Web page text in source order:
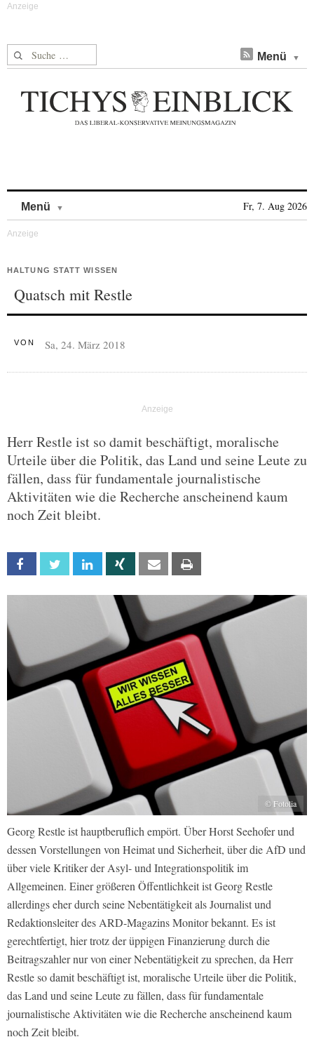
Suche nach: Menü
Menü Fr, 7. Aug 2026
HALTUNG STATT WISSEN
Quatsch mit Restle
VON Sa, 24. März 2018
Herr Restle ist so damit beschäftigt, moralische
Urteile über die Politik, das Land und seine Leute zu
fällen, dass für fundamentale journalistische
Aktivitäten wie die Recherche anscheinend kaum
noch Zeit bleibt.
Facebook Twitter Linkedin Xing Email
© Fotolia
Georg Restle ist hauptberuflich empört. Über Horst Seehofer und
dessen Vorstellungen von Heimat und Sicherheit, über die AfD und
über viele Kritiker der Asyl- und Integrationspolitik im
Allgemeinen. Einer größeren Öffentlichkeit ist Georg Restle
allerdings eher durch seine Nebentätigkeit als Journalist und
Redaktionsleiter des ARD-Magazins Monitor bekannt. Es ist
gerechtfertigt, hier trotz der üppigen Finanzierung durch die
Beitragszahler nur von einer Nebentätigkeit zu sprechen, da Herr
Restle so damit beschäftigt ist, moralische Urteile über die Politik,
das Land und seine Leute zu fällen, dass für fundamentale
journalistische Aktivitäten wie die Recherche anscheinend kaum
noch Zeit bleibt.